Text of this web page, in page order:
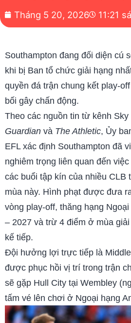
Tháng 5 20, 2026 11:21
Southampton đang đối diện cú
khi bị Ban tổ chức giải hạng
quyền đá trận chung kết play-
bối gây chấn động.
Theo các nguồn tin từ kênh Sky
Guardian và The Athletic, Ủy
EFL xác định Southampton đã
nghiêm trọng liên quan đến
các buổi tập kín của nhiều CLB
mùa này. Hình phạt được đưa
vòng play-off, thăng hạng
– 2027 và trừ 4 điểm ở mùa
kế tiếp.
Đội hưởng lợi trực tiếp là
được phục hồi vị trí trong trận
sẽ gặp Hull City tại Wembley
tấm vé lên chơi ở Ngoại hạng